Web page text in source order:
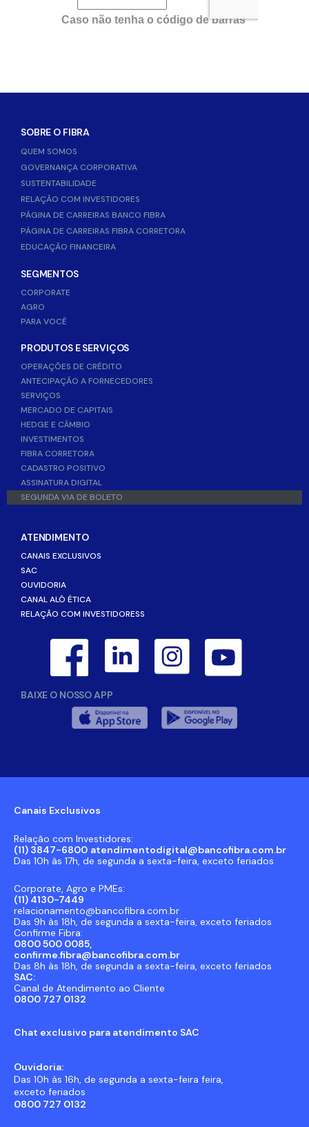
SOBRE O FIBRA
QUEM SOMOS
GOVERNANÇA CORPORATIVA
SUSTENTABILIDADE
RELAÇÃO COM INVESTIDORES
PÁGINA DE CARREIRAS BANCO FIBRA
PÁGINA DE CARREIRAS FIBRA CORRETORA
EDUCAÇÃO FINANCEIRA
SEGMENTOS
CORPORATE
AGRO
PARA VOCÊ
PRODUTOS E SERVIÇOS
OPERAÇÕES DE CRÉDITO
ANTECIPAÇÃO A FORNECEDORES
SERVIÇOS
MERCADO DE CAPITAIS
HEDGE E CÂMBIO
INVESTIMENTOS
FIBRA CORRETORA
CADASTRO POSITIVO
ASSINATURA DIGITAL
SEGUNDA VIA DE BOLETO
ATENDIMENTO
CANAIS EXCLUSIVOS
SAC
OUVIDORIA
CANAL ALÔ ÉTICA
RELAÇÃO COM INVESTIDORESS
BAIXE O NOSSO APP
Canais Exclusivos
Relação com Investidores:
(11) 3847-6800 atendimentodigital@bancofibra.com.br
Das 10h às 17h, de segunda a sexta-feira, exceto feriados
Corporate, Agro e PMEs:
(11) 4130-7449
relacionamento@bancofibra.com.br
Das 9h às 18h, de segunda a sexta-feira, exceto feriados
Confirme Fibra:
0800 500 0085,
confirme.fibra@bancofibra.com.br
Das 8h às 18h, de segunda a sexta-feira, exceto feriados
SAC:
Canal de Atendimento ao Cliente
0800 727 0132
Chat exclusivo para atendimento SAC
Ouvidoria:
Das 10h às 16h, de segunda a sexta-feira feira,
exceto feriados
0800 727 0132